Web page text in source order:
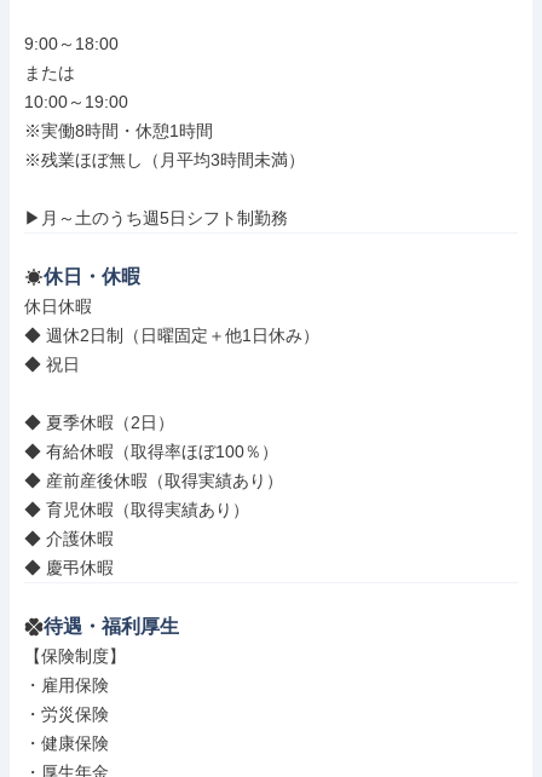
9:00～18:00
または
10:00～19:00
※実働8時間・休憩1時間
※残業ほぼ無し（月平均3時間未満）
▶月～土のうち週5日シフト制勤務
休日・休暇
休日休暇
◆ 週休2日制（日曜固定＋他1日休み）
◆ 祝日
◆ 夏季休暇（2日）
◆ 有給休暇（取得率ほぼ100％）
◆ 産前産後休暇（取得実績あり）
◆ 育児休暇（取得実績あり）
◆ 介護休暇
◆ 慶弔休暇
待遇・福利厚生
【保険制度】
・雇用保険
・労災保険
・健康保険
・厚生年金